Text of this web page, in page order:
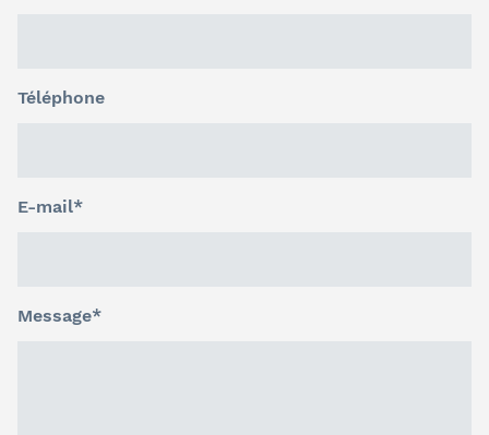
Téléphone
E-mail*
Message*